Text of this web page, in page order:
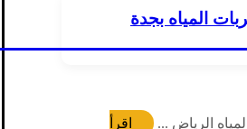
المياه بجدة
الرياض ...
اقرأ